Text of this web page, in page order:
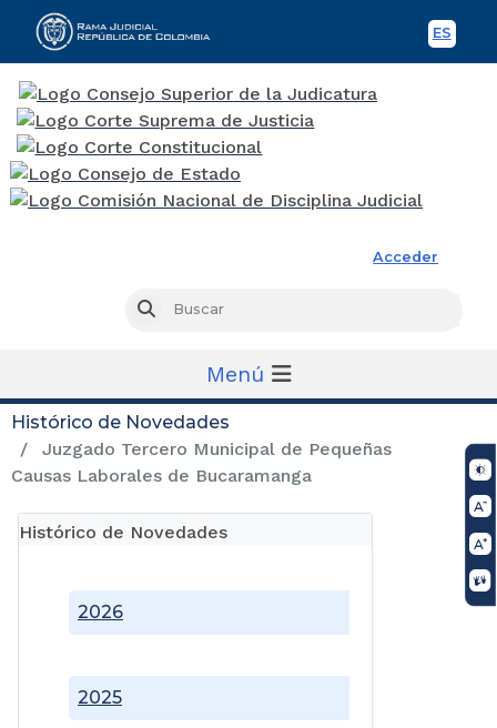
ES
Acceder
Buscar
Menú
Histórico de Novedades
Juzgado Tercero Municipal de Pequeñas
Causas Laborales de Bucaramanga
Histórico de Novedades
2025
2026